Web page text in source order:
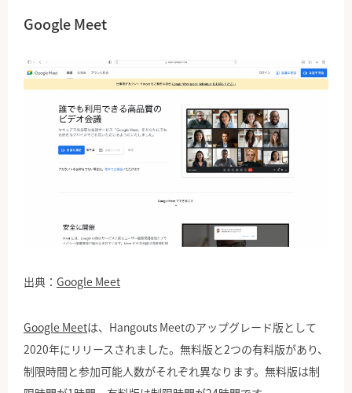
Google Meet
出典： Google Meet
Google Meetは、Hangouts Meetのアップグレード版として
2020年にリリースされました。無料版と2つの有料版があり、
制限時間と参加可能人数がそれぞれ異なります。無料版は制